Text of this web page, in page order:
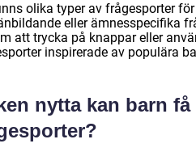
olika typer av frågesporter
eller ämnesspecifika
att trycka på knappar eller
inspirerade av populära
nytta kan barn få